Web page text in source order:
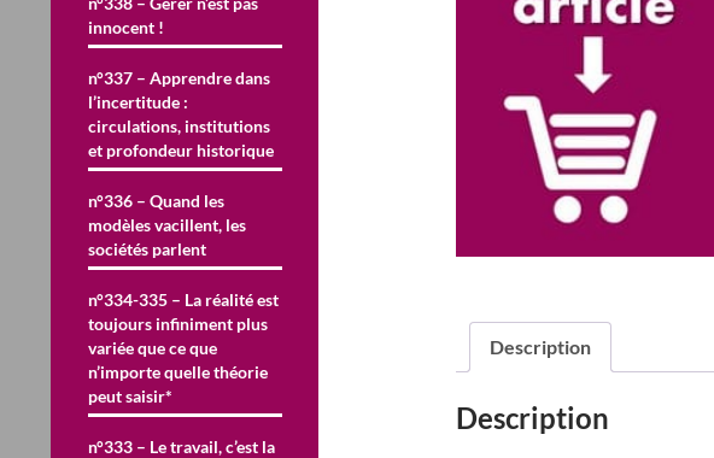
Description
Description
innocent !
n°337 – Apprendre dans
l’incertitude :
circulations, institutions
et profondeur historique
n°336 – Quand les
modèles vacillent, les
sociétés parlent
n°334-335 – La réalité est
toujours infiniment plus
variée que ce que
n’importe quelle théorie
peut saisir*
n°333 – Le travail, c’est la